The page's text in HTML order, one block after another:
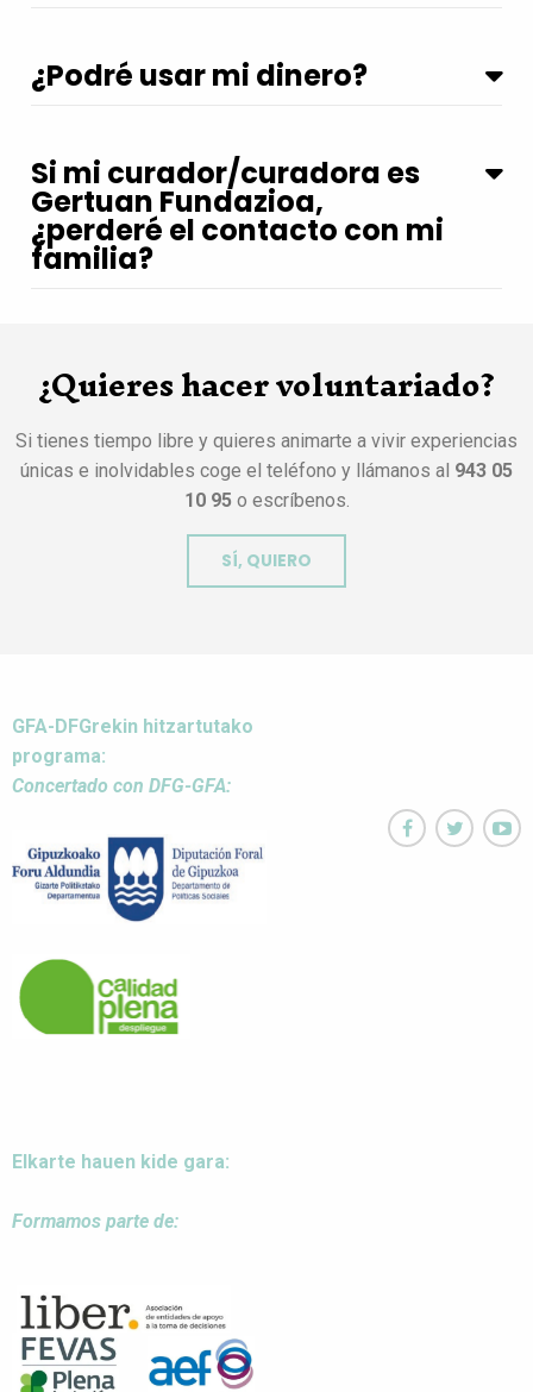
¿Podré usar mi dinero?
Si mi curador/curadora es
Gertuan Fundazioa,
¿perderé el contacto con mi
familia?
¿Quieres hacer voluntariado?
Si tienes tiempo libre y quieres animarte a vivir experiencias
únicas e inolvidables coge el teléfono y llámanos al 943 05
10 95 o escríbenos.
SÍ, QUIERO
GFA-DFGrekin hitzartutako
programa:
Concertado con DFG-GFA:
Elkarte hauen kide gara:
Formamos parte de:
  